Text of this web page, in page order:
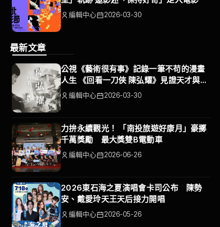
編輯中心 2026-03-30
最新文章
公視《藝術很有事》記錄一筆不苟的漫畫
人生 《回看一刀俠 陳弘耀》見證天才與時
代編輯中心 2026-03-30
力拚永續觀光！ 「南投旅遊好康月」豪擲
千萬獎勵 最大獎雙B電動車
編輯中心 2026-06-26
2026東石海之夏演唱會卡司公布 陳勢
安、戴愛玲天王天后接力開唱
編輯中心 2026-05-26